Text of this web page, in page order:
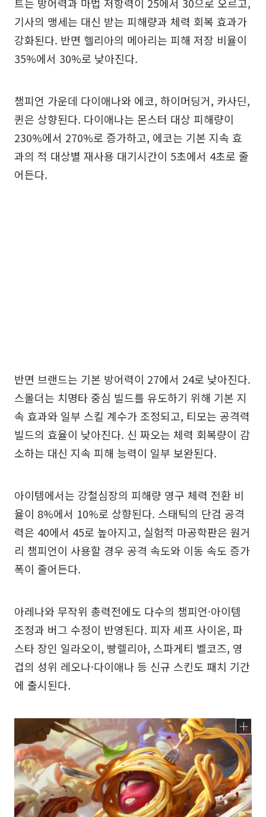
기사의 맹세는 대신 받는 피해량과 체력 회복 효과가
강화된다. 반면 헬리아의 메아리는 피해 저장 비율이
35%에서 30%로 낮아진다.
챔피언 가운데 다이애나와 에코, 하이머딩거, 카사딘,
퀸은 상향된다. 다이애나는 몬스터 대상 피해량이
230%에서 270%로 증가하고, 에코는 기본 지속 효
과의 적 대상별 재사용 대기시간이 5초에서 4초로 줄
어든다.
반면 브랜드는 기본 방어력이 27에서 24로 낮아진다.
스몰더는 치명타 중심 빌드를 유도하기 위해 기본 지
속 효과와 일부 스킬 계수가 조정되고, 티모는 공격력
빌드의 효율이 낮아진다. 신 짜오는 체력 회복량이 감
소하는 대신 지속 피해 능력이 일부 보완된다.
아이템에서는 강철심장의 피해량 영구 체력 전환 비
율이 8%에서 10%로 상향된다. 스태틱의 단검 공격
력은 40에서 45로 높아지고, 실험적 마공학판은 원거
리 챔피언이 사용할 경우 공격 속도와 이동 속도 증가
폭이 줄어든다.
아레나와 무작위 총력전에도 다수의 챔피언·아이템
조정과 버그 수정이 반영된다. 피자 셰프 사이온, 파
스타 장인 일라오이, 빵렐리아, 스파게티 벨코즈, 영
겁의 성위 레오나·다이애나 등 신규 스킨도 패치 기간
에 출시된다.